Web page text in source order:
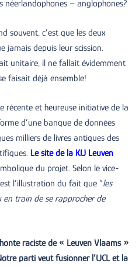
néerlandophones – anglophones?
souvent, c’est que les deux
jamais depuis leur scission.
unitaire, il ne fallait évidemment
faisait déjà ensemble!
récente et heureuse initiative de la
d’une banque de données
milliers de livres antiques des
Le site de la KU Leuven
du projet. Selon le vice-
l’illustration du fait que ”les
en train de se rapprocher de
raciste de « Leuven Vlaams »
parti veut fusionner l’UCL et la